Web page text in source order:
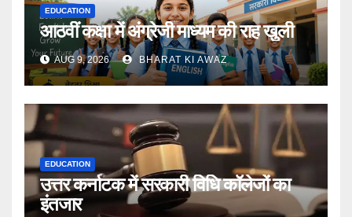
EDUCATION
आठवीं कक्षा में अंग्रेजी माध्यम की राह खुली
AUG 9, 2026 BHARAT KI AWAZ
EDUCATION
उत्तर कर्नाटक में सरकारी विधि कॉलेजों का
इंतजार